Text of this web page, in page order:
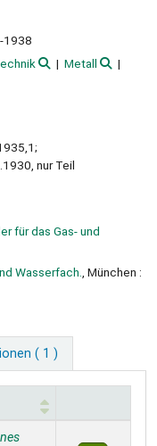
1938
Metall
nur Teil
für das Gas- und
Wasserfach., München :
( 1 )